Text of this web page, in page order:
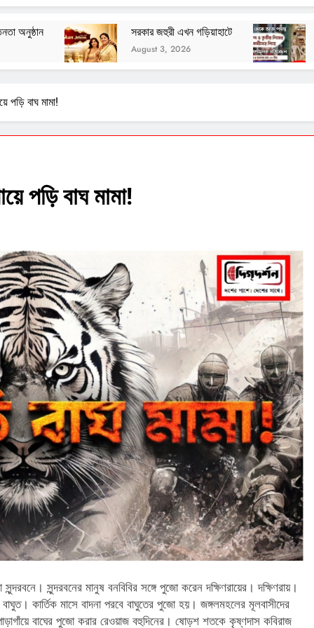
সরকার জহুরী এখন গড়িয়াহাটে
August 3, 2026
বেশ্যার বারমাস্যা
August 3, 2026
পড়ি বাঘ মামা!
পড়ি বাঘ মামা!
সুন্দরবনের মানুষ বনবিবির সঙ্গে পুজো করেন দক্ষিণরায়ের। দক্ষিণরায়।
বাঘুত। কার্তিক মাসে বাদনা পরবে বাঘুতের পুজো হয়। জঙ্গলমহলের মূলবাসীদের
বাঘের পুজো করার রেওয়াজ বহুদিনের। ষোড়শ শতকে কৃষ্ণদাস কবিরাজ